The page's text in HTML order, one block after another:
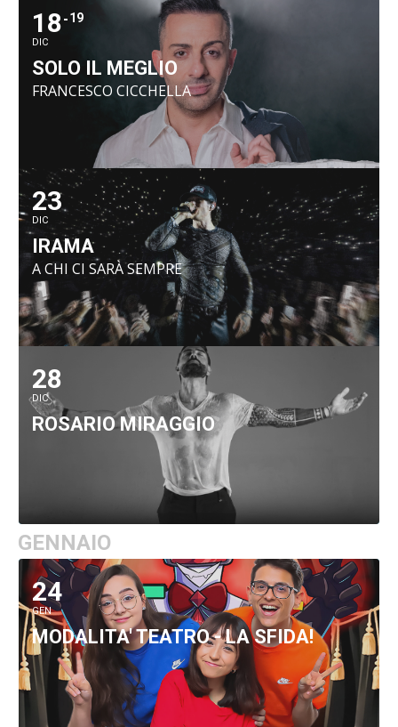
18
DIC
19
SOLO IL MEGLIO
FRANCESCO CICCHELLA
23
DIC
IRAMA
A CHI CI SARÀ SEMPRE
28
DIC
ROSARIO MIRAGGIO
GENNAIO
24
GEN
MODALITA' TEATRO - LA SFIDA!